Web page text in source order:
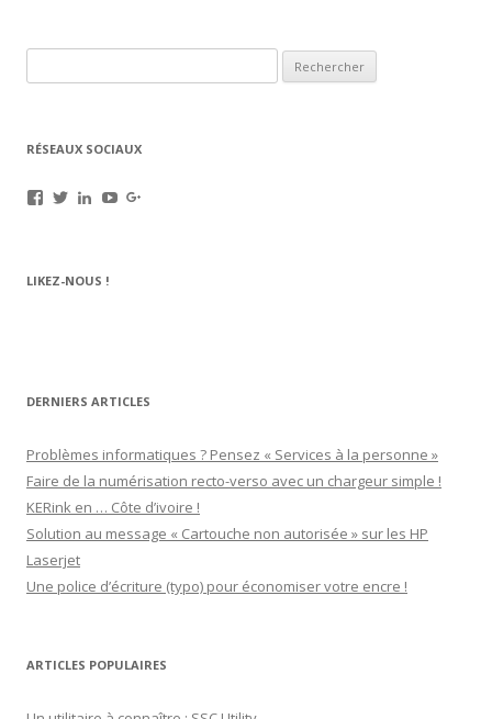
RÉSEAUX SOCIAUX
Voir
sur
Voir
sur
Voir
poirier-
Voir
LIKEZ-NOUS !
DERNIERS ARTICLES
Problèmes informatiques ? Pensez « Services à la personne »
Faire de la numérisation recto-verso avec un chargeur simple !
KERink en … Côte d’ivoire !
Solution au message « Cartouche non autorisée » sur les HP
Laserjet
Une police d’écriture (typo) pour économiser votre encre !
ARTICLES POPULAIRES